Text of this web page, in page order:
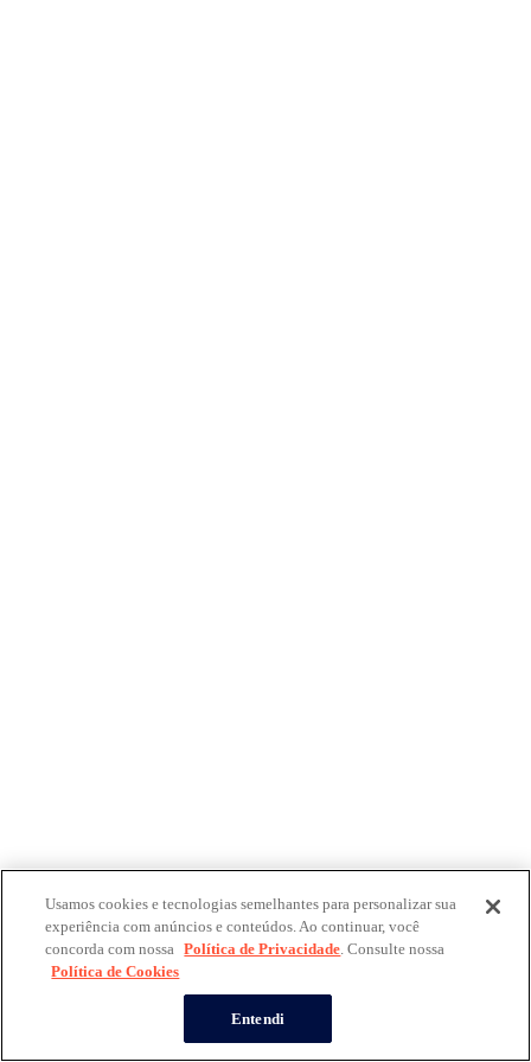
Usamos cookies e tecnologias semelhantes para personalizar sua
experiência com anúncios e conteúdos. Ao continuar, você
concorda com nossa Política de Privacidade. Consulte nossa
Política de Cookies
Entendi